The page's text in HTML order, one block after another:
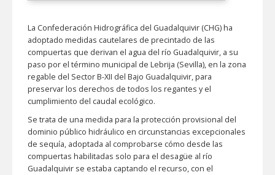
La Confederación Hidrográfica del Guadalquivir (CHG) ha
adoptado medidas cautelares de precintado de las
compuertas que derivan el agua del río Guadalquivir, a su
paso por el término municipal de Lebrija (Sevilla), en la zona
regable del Sector B-XII del Bajo Guadalquivir, para
preservar los derechos de todos los regantes y el
cumplimiento del caudal ecológico.
Se trata de una medida para la protección provisional del
dominio público hidráulico en circunstancias excepcionales
de sequía, adoptada al comprobarse cómo desde las
compuertas habilitadas solo para el desagüe al río
Guadalquivir se estaba captando el recurso, con el